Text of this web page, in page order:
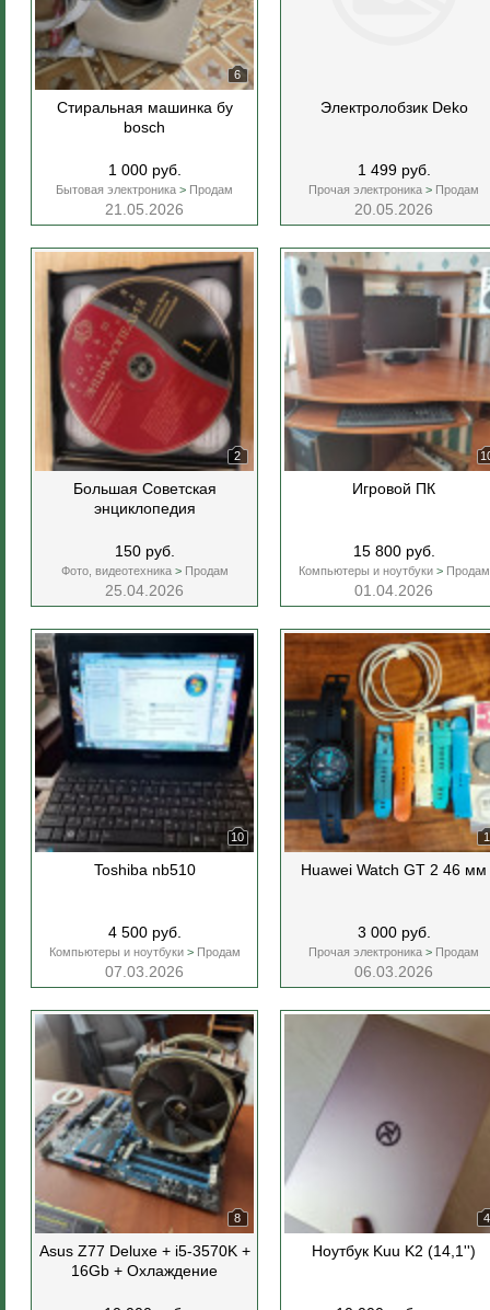
6
Стиральная машинка бу
bosch
1 000 руб.
Бытовая электроника > Продам
21.05.2026
Электролобзик Deko
1 499 руб.
Прочая электроника > Продам
20.05.2026
2
Большая Советская
энциклопедия
150 руб.
Фото, видеотехника >Продам
25.04.2026
Игровой ПК
15 800 руб.
Компьютеры и ноутбуки >Продам
01.04.2026
10
Toshiba nb510
4 500 руб.
Компьютеры и ноутбуки >Продам
07.03.2026
1
Huawei Watch GT 2 46 мм
3 000 руб.
Прочая электроника > Продам
06.03.2026
8
Asus Z77 Deluxe + i5-3570K +
16Gb + Охлаждение
4
Ноутбук Kuu K2 (14,1'')